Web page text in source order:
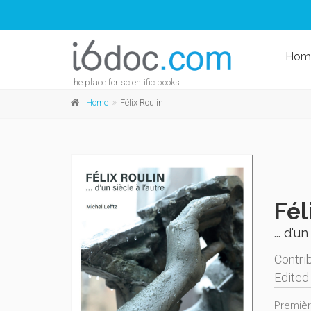
the place for scientific books
Home Félix Roulin
...